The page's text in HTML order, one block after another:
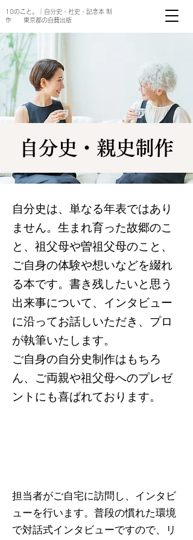
10のこと。｜自分史・社史・記念本 制
作 東京都の自費出版
自分史・親史制作
自分史は、単なる年表ではあり
ません。生まれ育った故郷のこ
と、祖父母や曽祖父母のこと、
ご自身の体験や想いなどを綴れ
る本です。書き残したいと思う
出来事について、インタビュー
に沿ってお話しいただき、プロ
が執筆いたします。
​ご自身の自分史制作はもちろ
ん、ご両親や祖父母へのプレゼ
ントにも喜ばれております。
担当者がご自宅に訪問し、インタビ
ューを行います。普段の慣れた環境
で対話式インタビューですので、リ